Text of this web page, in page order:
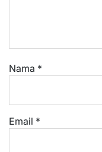
Nama *
Email *